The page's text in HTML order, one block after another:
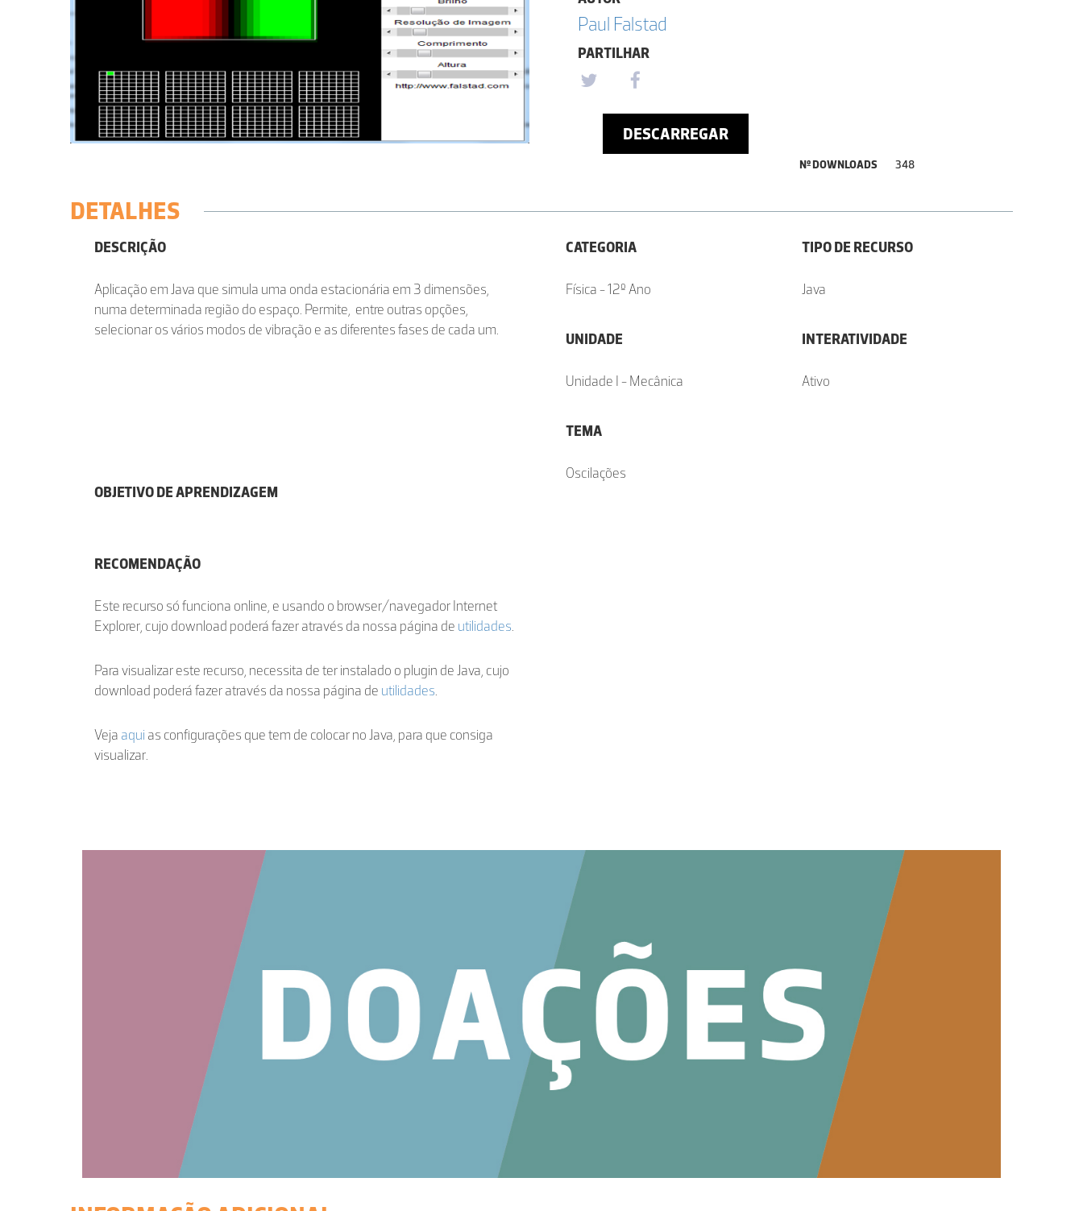
Paul Falstad
PARTILHAR
DESCARREGAR
Nº DOWNLOADS 348
DETALHES
DESCRIÇÃO
Aplicação em Java que simula uma onda estacionária em 3 dimensões,
numa determinada região do espaço. Permite, entre outras opções,
selecionar os vários modos de vibração e as diferentes fases de cada um.
OBJETIVO DE APRENDIZAGEM
RECOMENDAÇÃO
Este recurso só funciona online, e usando o browser/navegador Internet
Explorer, cujo download poderá fazer através da nossa página de utilidades.
Para visualizar este recurso, necessita de ter instalado o plugin de Java, cujo
download poderá fazer através da nossa página de utilidades.
Veja aqui as configurações que tem de colocar no Java, para que consiga
visualizar.
CATEGORIA
Física - 12º Ano
UNIDADE
Unidade I - Mecânica
TEMA
Oscilações
TIPO DE RECURSO
Java
INTERATIVIDADE
Ativo